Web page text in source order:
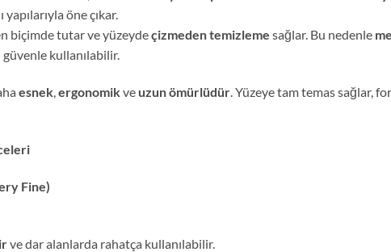
öne çıkar.
biçimde tutar ve yüzeydeçizmeden temizleme sağlar. Bu nedenle
güvenle kullanılabilir.
esnek,ergonomikve uzun ömürlüdür. Yüzeye tam temas sağlar,
Fine)
ve dar alanlarda rahatça kullanılabilir.